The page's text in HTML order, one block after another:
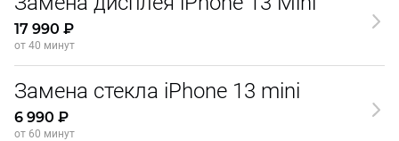
17 990 ₽
от 40 минут
Замена стекла iPhone 13 mini
6 990 ₽
от 60 минут